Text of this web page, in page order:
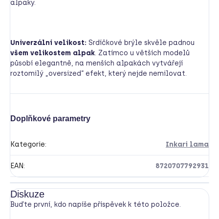
alpaky.
Univerzální velikost: Srdíčkové brýle skvěle padnou
všem velikostem alpak. Zatímco u větších modelů
působí elegantně, na menších alpakách vytvářejí
roztomilý „oversized“ efekt, který nejde nemilovat.
Doplňkové parametry
Kategorie: Inkari lama
EAN: 8720707792931
Diskuze
Buďte první, kdo napíše příspěvek k této položce.